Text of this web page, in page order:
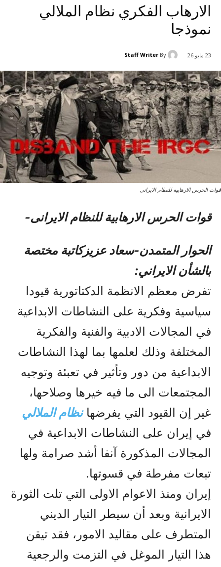
الارهاب الفکري نظام الملالي
نموذجا
23 مايو 26 By
Staff Writer
قوات الحرس الارهابیة للنظام الایرانی
قوات الحرس الارهابیة للنظام الایرانی-
الحوار المتمدن-سعاد عزيزکاتبة مختصة
بالشأن الايراني:
تفرض معظم الانظمة الدکتاتورية قيودا
سياسية وفکرية على النشاطات الابداعية
في المجالات الادبية والفنية والفکرية
المختلفة وذلك لعلمها بما لهذا النشاطات
الابداعية من دور وتأثير في تعبئة وتوجيه
المجتمعات الى ما فيه خيرها وصلاحها،
غير إن القيود التي يفرضهانظام الملالي
في إيران على النشاطات الابداعية في
المجالات المذکورة آنفا أشد صرامة ولها
تبعات مفرطة في قسوتها.
إيران ومنذ الاعوام الاولى التي تلت الثورة
الايرانية وبعد أن سيطر التيار الديني
المتطرف على مقاليد الامور، فقد تيقن
هذا التيار الموغل في التزمت والرجعية